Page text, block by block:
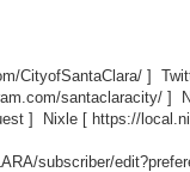
CityofSantaClara/ ]
santaclaracity/ ]
] Nixle [ https://
subscriber/